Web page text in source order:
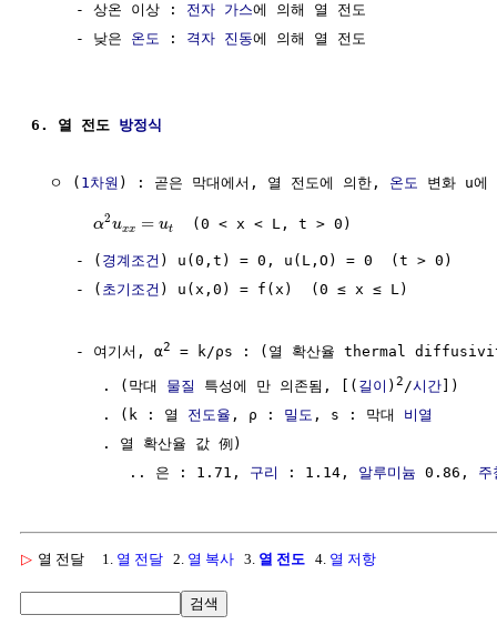
     - 상온 이상 :
전자 가스에 의해 열 전도
     - 낮은
온도 : 격자 진동에 의해 열 전도
6. 열 전도 방정식
  ㅇ (
1차원 ) : 곧은 막대에서, 열 전도에 의한, 온도 변화 u
α2uxx = ut
  (0 < x < L, t > 0)
     - (
경계조건 ) u(0,t) = 0, u(L,O) = 0  (t > 0)
     - (
초기조건 ) u(x,0) = f(x)  (0 ≤ x ≤ L)
     - 여기서, α
2 = k/ρs : (열 확산율 thermal
        . (막대
물질 특성에 만 의존됨, [( 길이 ) 2/시간 ])
        . (k : 열
전도율 , ρ : 밀도 , s : 막대 비열
        . 열 확산율 값 例)
           .. 은 : 1.71,
구리 : 1.14, 알루미늄 0.86, 주
▷ 열 전달 1. 열 전달 2. 열 복사 3. 열 전도 4. 열 저항
검색